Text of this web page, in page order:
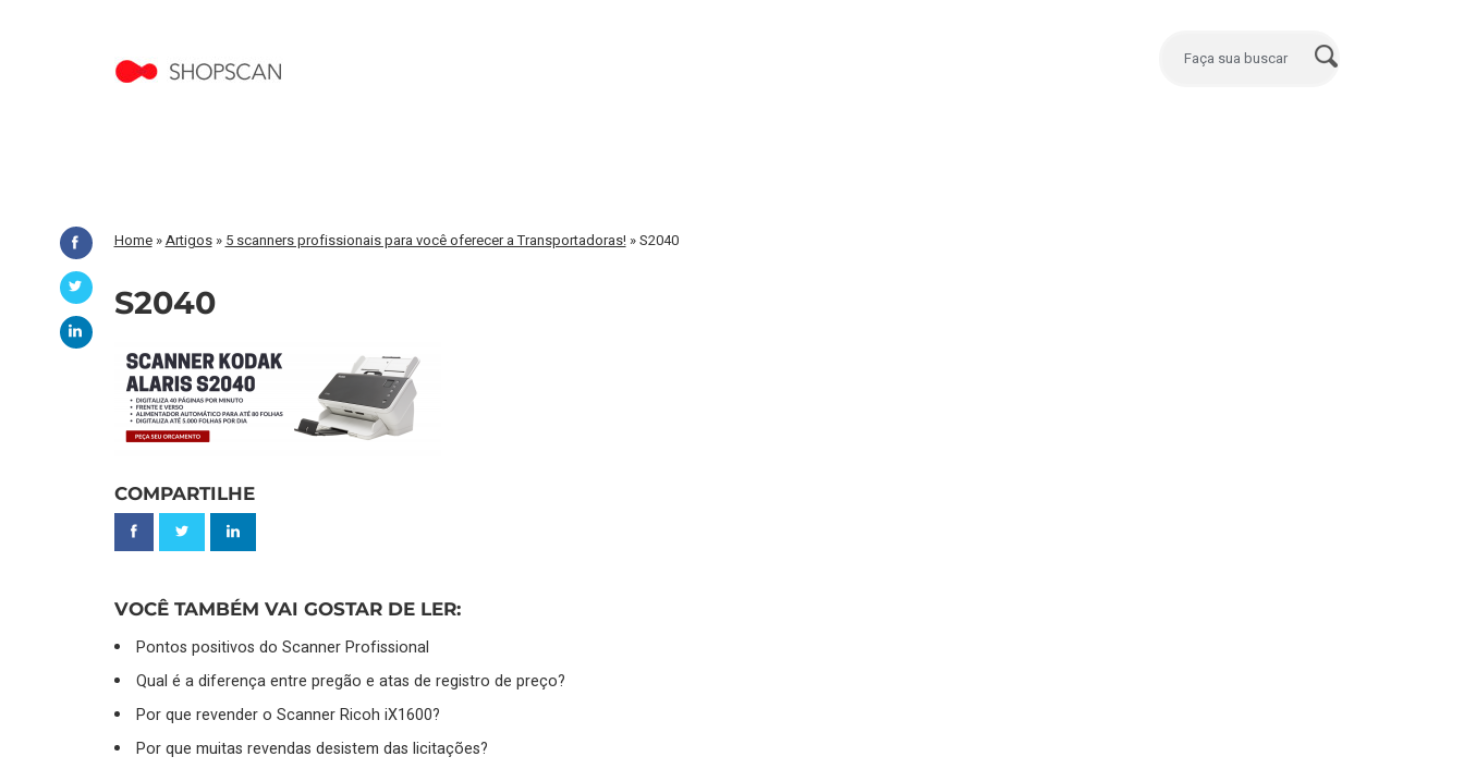
Home»Artigos» 5 scanners profissionais para você oferecer a Transportadoras!»S2040
S2040
COMPARTILHE
VOCÊ TAMBÉM VAI GOSTAR DE LER:
Pontos positivos do Scanner Profissional
Qual é a diferença entre pregão e atas de registro de preço?
Por que revender o Scanner Ricoh iX1600?
Por que muitas revendas desistem das licitações?